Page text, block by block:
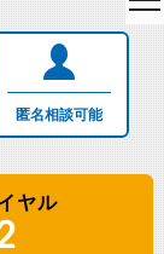
匿名相談可能
ヤル